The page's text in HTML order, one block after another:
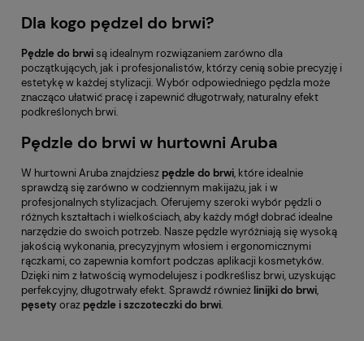
Dla kogo pędzel do brwi?
Pędzle do brwisą idealnym rozwiązaniem zarówno dla
początkujących, jak i profesjonalistów, którzy cenią sobie precyzję i
estetykę w każdej stylizacji. Wybór odpowiedniego pędzla może
znacząco ułatwić pracę i zapewnić długotrwały, naturalny efekt
podkreślonych brwi.
Pędzle do brwi w hurtowni Aruba
W hurtowni Aruba znajdziesz pędzle do brwi, które idealnie
sprawdzą się zarówno w codziennym makijażu, jak i w
profesjonalnych stylizacjach. Oferujemy szeroki wybór pędzli o
różnych kształtach i wielkościach, aby każdy mógł dobrać idealne
narzędzie do swoich potrzeb. Nasze pędzle wyróżniają się wysoką
jakością wykonania, precyzyjnym włosiem i ergonomicznymi
rączkami, co zapewnia komfort podczas aplikacji kosmetyków.
Dzięki nim z łatwością wymodelujesz i podkreślisz brwi, uzyskując
perfekcyjny, długotrwały efekt. Sprawdź również linijki do brwi,
pęsetyoraz pędzle i szczoteczki do brwi.